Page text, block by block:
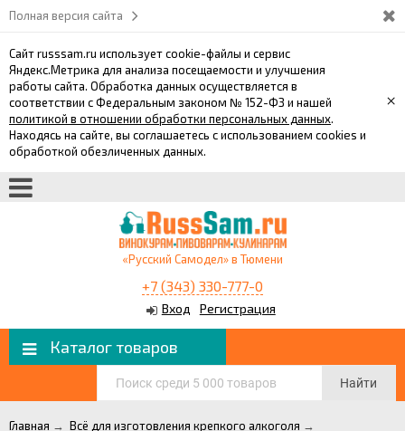
Полная версия сайта
Сайт russsam.ru использует cookie-файлы и сервис
Яндекс.Метрика для анализа посещаемости и улучшения
работы сайта. Обработка данных осуществляется в
соответствии с Федеральным законом № 152-ФЗ и нашей
политикой в отношении обработки персональных данных.
Находясь на сайте, вы соглашаетесь с использованием cookies и
обработкой обезличенных данных.
×
«Русский Самодел» в Тюмени
+7 (343) 330-777-0
Вход Регистрация
Каталог товаров
Найти
Главная → Всё для изготовления крепкого алкоголя →